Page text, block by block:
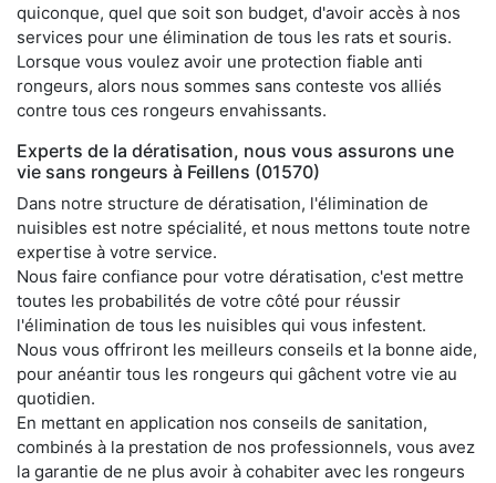
quiconque, quel que soit son budget, d'avoir accès à nos
services pour une élimination de tous les rats et souris.
Lorsque vous voulez avoir une protection fiable anti
rongeurs, alors nous sommes sans conteste vos alliés
contre tous ces rongeurs envahissants.
Experts de la dératisation, nous vous assurons une
vie sans rongeurs à Feillens (01570)
Dans notre structure de dératisation, l'élimination de
nuisibles est notre spécialité, et nous mettons toute notre
expertise à votre service.
Nous faire confiance pour votre dératisation, c'est mettre
toutes les probabilités de votre côté pour réussir
l'élimination de tous les nuisibles qui vous infestent.
Nous vous offriront les meilleurs conseils et la bonne aide,
pour anéantir tous les rongeurs qui gâchent votre vie au
quotidien.
En mettant en application nos conseils de sanitation,
combinés à la prestation de nos professionnels, vous avez
la garantie de ne plus avoir à cohabiter avec les rongeurs